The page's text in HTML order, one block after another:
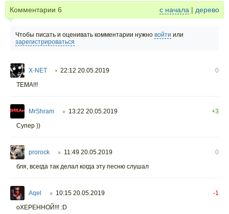
Комментарии 6 с начала | дерево
Чтобы писать и оценивать комментарии нужно войти или
зарегистрироваться
X-NET • 22:12 20.05.2019
0
ТЕМА!!!
MrShram ○ 13:22 20.05.2019
+3
Супер ))
prorock ○ 11:49 20.05.2019
0
бля, всегда так делал когда эту песню слушал
Aqel ○ 10:15 20.05.2019
-1
оХЕРЕННОЙ!!! :D